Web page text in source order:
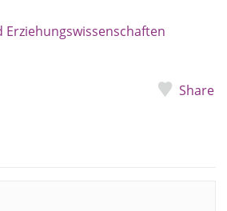
Erziehungswissenschaften
Share